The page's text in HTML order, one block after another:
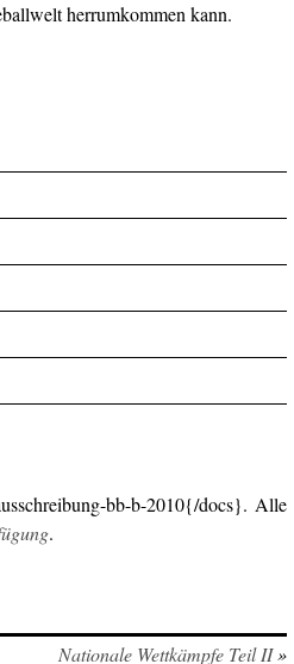
herrumkommen kann.
bb-b-2010{/docs}. Alle
.
Nationale Wettkämpfe Teil II»